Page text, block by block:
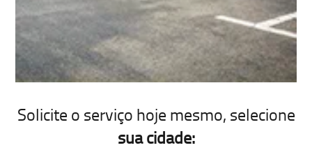
Solicite o serviço hoje mesmo, selecione
sua cidade: